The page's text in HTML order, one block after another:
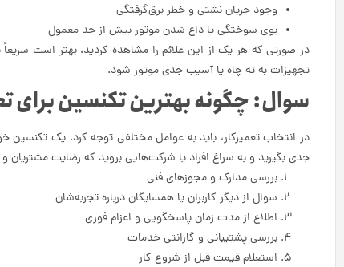
وجود جریان نشتی و خطر برق‌گرفتگی
بوی سوختگی یا داغ شدن موتور بیش از حد معمول
در صورتی که هر یک از این علائم را مشاهده کردید، بهتر است
تجهیزات به ته چاه یا آسیب جدی موتور شود.
سوال: چگونه بهترین تکنسین برای
در انتخاب تعمیرکار، باید به عوامل مختلفی توجه کرد. یک
جدی بگیرید و به سراغ افراد یا شرکت‌هایی بروید که رضایت مشتریان
بررسی مدارک و مجوزهای فنی
سوال از دیگر کاربران یا همسایگان درباره تجربه‌شان
اطلاع از مدت زمان پاسخگویی و اعزام فوری
بررسی پشتیبانی و گارانتی خدمات
استعلام قیمت قبل از شروع کار